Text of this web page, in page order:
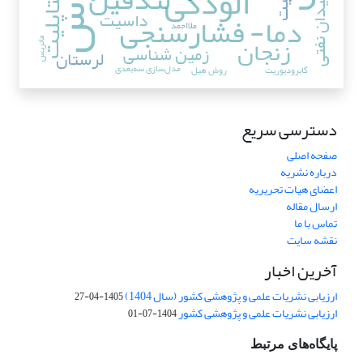
دما- فشارسنجی
متاپلیت زنجان میدان نفتی زمین شناسی
داسیت
لرستان مدل‌سازی سه‌بعدی گابرودیوریت
ماتریس
ملا‌احمد
روش هیل
دسترسی سریع
صفحه اصلی
درباره نشریه
اعضای هیات تحریریه
ارسال مقاله
تماس با ما
نقشه سایت
آخرین اخبار
ارزیابی نشریات علمی و پژوهشی کشور (سال 1404) 1405-04-27
ارزیابی نشریات علمی و پژوهشی کشور1404-07-01
پایگاه‌های مرتبط